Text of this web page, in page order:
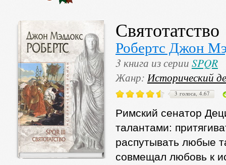
Святотатство
Робертс Джон
3 книга из серии SPQR
Жанр:Исторический
3 голоса, 4.67
Римский сенатор
талантами:
распутывать любые
совмещал любовь к